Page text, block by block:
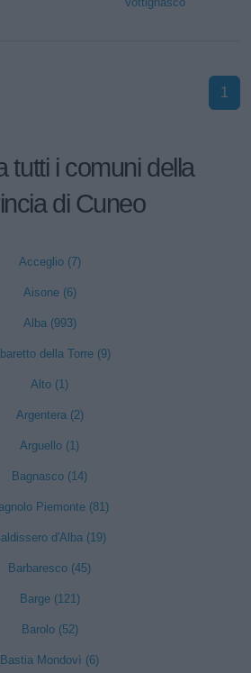
1
tutti i comuni della
di Cuneo
Acceglio (7)
Aisone (6)
Alba (993)
della Torre (9)
Alto (1)
Argentera (2)
Arguello (1)
Bagnasco (14)
Piemonte (81)
d'Alba (19)
Barbaresco (45)
Barge (121)
Barolo (52)
Bastia Mondovì (6)